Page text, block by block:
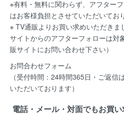
※有料・無料に関わらず、アフター
はお客様負担とさせていただいてお
※ TV通販よりお買い求めいただきま
サイトからのアフターフォローは対
販サイトにお問い合わせ下さい）
お問合わせフォーム
（受付時間：24時間365日・ご返信
いただいております）
電話・メール・対面でもお買